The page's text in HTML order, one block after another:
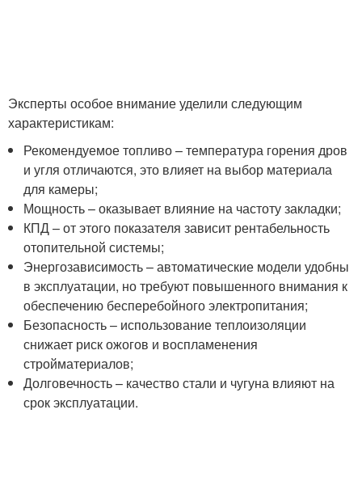
Эксперты особое внимание уделили следующим
характеристикам:
Рекомендуемое топливо – температура горения дров
и угля отличаются, это влияет на выбор материала
для камеры;
Мощность – оказывает влияние на частоту закладки;
КПД – от этого показателя зависит рентабельность
отопительной системы;
Энергозависимость – автоматические модели удобны
в эксплуатации, но требуют повышенного внимания к
обеспечению бесперебойного электропитания;
Безопасность – использование теплоизоляции
снижает риск ожогов и воспламенения
стройматериалов;
Долговечность – качество стали и чугуна влияют на
срок эксплуатации.